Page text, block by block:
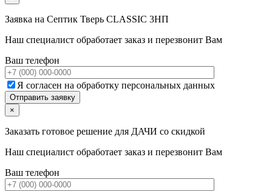
Заявка на Септик Тверь CLASSIC 3НП
Наш специалист обработает заказ и перезвонит Вам
Ваш телефон
Я согласен на обработку персональных данных
×
Заказать готовое решение для ДАЧИ со скидкой
Наш специалист обработает заказ и перезвонит Вам
Ваш телефон